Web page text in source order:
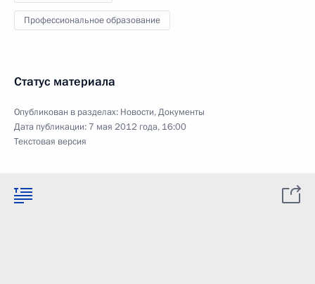
Профессиональное образование
Статус материала
Опубликован в разделах: Новости,Документы
Дата публикации: 7 мая 2012 года, 16:00
Текстовая версия